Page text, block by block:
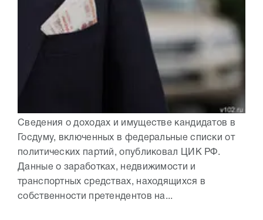
Сведения о доходах и имуществе кандидатов в
Госдуму, включенных в федеральные списки от
политических партий, опубликовал ЦИК РФ.
Данные о заработках, недвижимости и
транспортных средствах, находящихся в
собственности претендентов на...